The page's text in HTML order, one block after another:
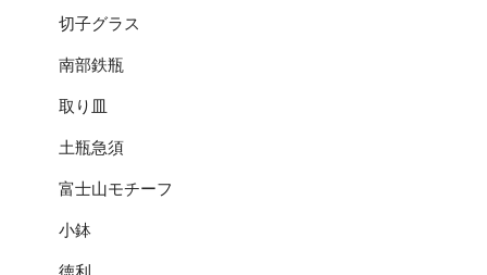
切子グラス
南部鉄瓶
取り皿
土瓶急須
富士山モチーフ
小鉢
徳利